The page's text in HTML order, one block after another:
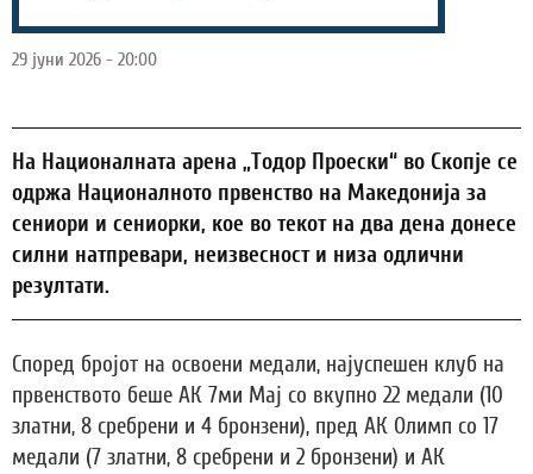
29 јуни 2026 - 20:00
На Националната арена „Тодор Проески“ во Скопје се
одржа Националното првенство на Македонија за
сениори и сениорки, кое во текот на два дена донесе
силни натпревари, неизвесност и низа одлични
резултати.
Според бројот на освоени медали, најуспешен клуб на
првенството беше АК 7ми Мај со вкупно 22 медали (10
златни, 8 сребрени и 4 бронзени), пред АК Олимп со 17
медали (7 златни, 8 сребрени и 2 бронзени) и АК